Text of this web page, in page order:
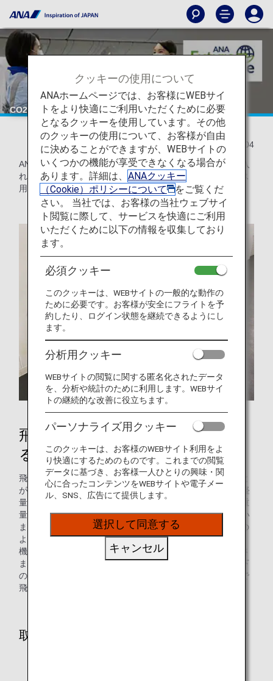
CO2排出量削減に貢献～機内サービス用カートの軽量化～
2021/08/04
ANAはCO2排出量ゼロを目指し、飛行機の重量削減に力を入
れています。その取り組みの中の１つである「機内サービス
用カートの軽量化」についてご紹介いたします。
飛行機の重量を軽くすることによ
るCO2排出量削減
飛行機の重量を軽くすると、飛行に必要な燃料を減らすこと
ができ、CO2排出量の削減につながります。最近ではより軽
量な材料を使用して飛行機や座席が製造されており、機体重
量の大幅な軽減とそれに伴うCO2排出量の削減を実現してい
ますが、さらに軽くするための方法として、このほかにどの
ようなことが考えられるでしょうか。
機内には、飛行機の運航や機内サービスで使用するためのさ
まざまな物品が装備されていますが、ANAグループでは以下
のような取り組みにより、「千里の道も一歩から」の想いで
飛行機の重量を軽くし、CO2排出量の削減を図っています。
取り組み例の紹介
クッキーの使用について
ANAホームページでは、お客様にWEBサイ
トをより快適にご利用いただくために必要
となるクッキーを使用しています。その他
のクッキーの使用について、お客様が自由
に決めることができますが、WEBサイトの
いくつかの機能が享受できなくなる場合が
あります。詳細は、 ANAクッキー
（Cookie）ポリシーについて
をご覧くだ
さい。 当社では、お客様の当社ウェブサイ
ト閲覧に際して、サービスを快適にご利用
いただくために以下の情報を収集しており
ます。
必須クッキー
このクッキーは、WEBサイトの一般的な動作の
ために必要です。お客様が安全にフライトを予
約したり、ログイン状態を継続できるようにし
ます。
分析用クッキー
WEBサイトの閲覧に関する匿名化されたデータ
を、分析や統計のために利用します。WEBサイ
トの継続的な改善に役立ちます。
パーソナライズ用クッキー
このクッキーは、お客様のWEBサイト利用をよ
り快適にするためのものです。これまでの閲覧
データに基づき、お客様一人ひとりの興味・関
心に合ったコンテンツをWEBサイトや電子メー
ル、SNS、広告にて提供します。
選択して同意する
キャンセル